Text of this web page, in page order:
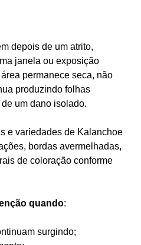
depois de um atrito,
janela ou exposição
permanece seca, não
produzindo folhas
um dano isolado.
e variedades de Kalanchoe
bordas avermelhadas,
de coloração conforme
quando:
surgindo;